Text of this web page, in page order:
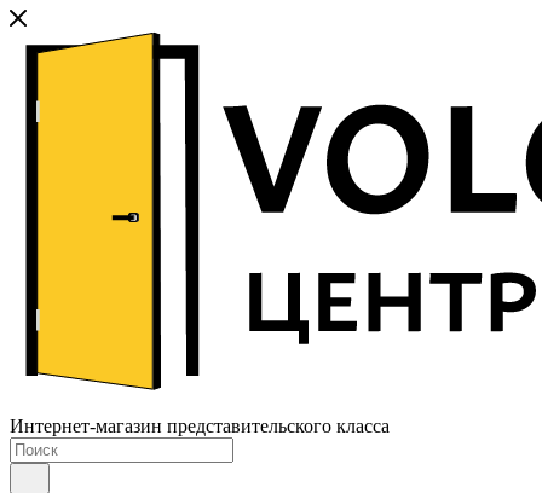
Интернет-магазин представительского класса